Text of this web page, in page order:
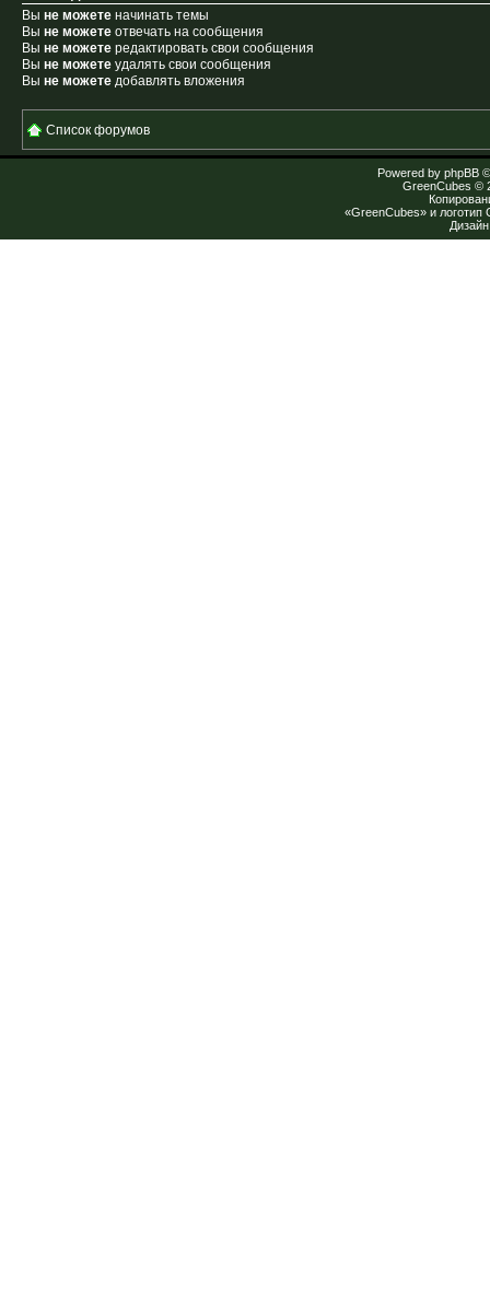
Вы не можете начинать темы
Вы не можете отвечать на сообщения
Вы не можете редактировать свои сообщения
Вы не можете удалять свои сообщения
Вы не можете добавлять вложения
Список форумов
Powered by phpBB
GreenCubes ©
«GreenCubes» и